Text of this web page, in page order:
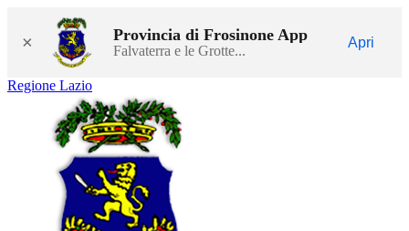
× Provincia di Frosinone App
Falvaterra e le Grotte...
Apri
Regione Lazio